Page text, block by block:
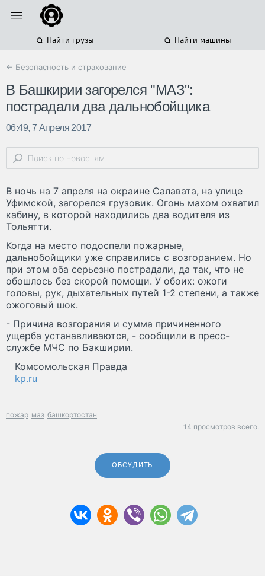
Найти грузы Найти машины
← Безопасность и страхование
В Башкирии загорелся "МАЗ":
пострадали два дальнобойщика
06:49, 7 Апреля 2017
В ночь на 7 апреля на окраине Салавата, на улице
Уфимской, загорелся грузовик. Огонь махом охватил
кабину, в которой находились два водителя из
Тольятти.
Когда на место подоспели пожарные,
дальнобойщики уже справились с возгоранием. Но
при этом оба серьезно пострадали, да так, что не
обошлось без скорой помощи. У обоих: ожоги
головы, рук, дыхательных путей 1-2 степени, а также
ожоговый шок.
- Причина возгорания и сумма причиненного
ущерба устанавливаются, - сообщили в пресс-
службе МЧС по Бакширии.
Комсомольская Правда
kp.ru
пожар маз башкортостан
14 просмотров всего.
ОБСУДИТЬ